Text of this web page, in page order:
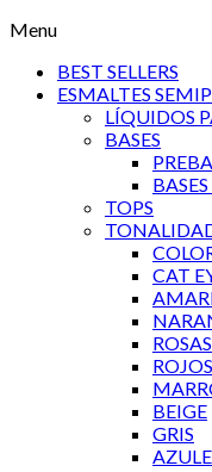
Menu
BEST SELLERS
ESMALTES
LÍQUIDOS
BASES
TOPS
CAT
ROSAS
BEIGE
GRIS